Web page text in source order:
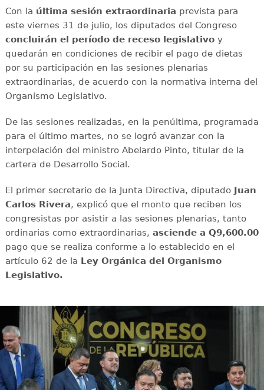
Con la última sesión extraordinaria prevista para
este viernes 31 de julio, los diputados del Congreso
concluirán el período de receso legislativoy
quedarán en condiciones de recibir el pago de dietas
por su participación en las sesiones plenarias
extraordinarias, de acuerdo con la normativa interna del
Organismo Legislativo.
De las sesiones realizadas, en la penúltima, programada
para el último martes, no se logró avanzar con la
interpelación del ministro Abelardo Pinto, titular de la
cartera de Desarrollo Social.
El primer secretario de la Junta Directiva, diputado Juan
Carlos Rivera, explicó que el monto que reciben los
congresistas por asistir a las sesiones plenarias, tanto
ordinarias como extraordinarias, asciende a Q9,600.00
pago que se realiza conforme a lo establecido en el
artículo 62 de la Ley Orgánica del Organismo
Legislativo.